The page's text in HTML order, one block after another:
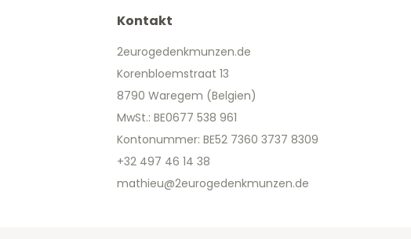
Kontakt
2eurogedenkmunzen.de
Korenbloemstraat 13
8790 Waregem (Belgien)
MwSt.: BE0677 538 961
Kontonummer: BE52 7360 3737 8309
+32 497 46 14 38
mathieu@2eurogedenkmunzen.de